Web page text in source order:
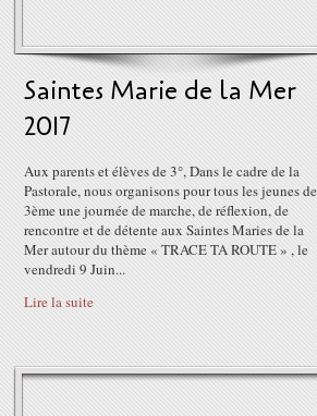
Saintes Marie de la Mer
2017
Aux parents et élèves de 3°, Dans le cadre de la
Pastorale, nous organisons pour tous les jeunes de
3ème une journée de marche, de réflexion, de
rencontre et de détente aux Saintes Maries de la
Mer autour du thème « TRACE TA ROUTE » , le
vendredi 9 Juin...
Lire la suite